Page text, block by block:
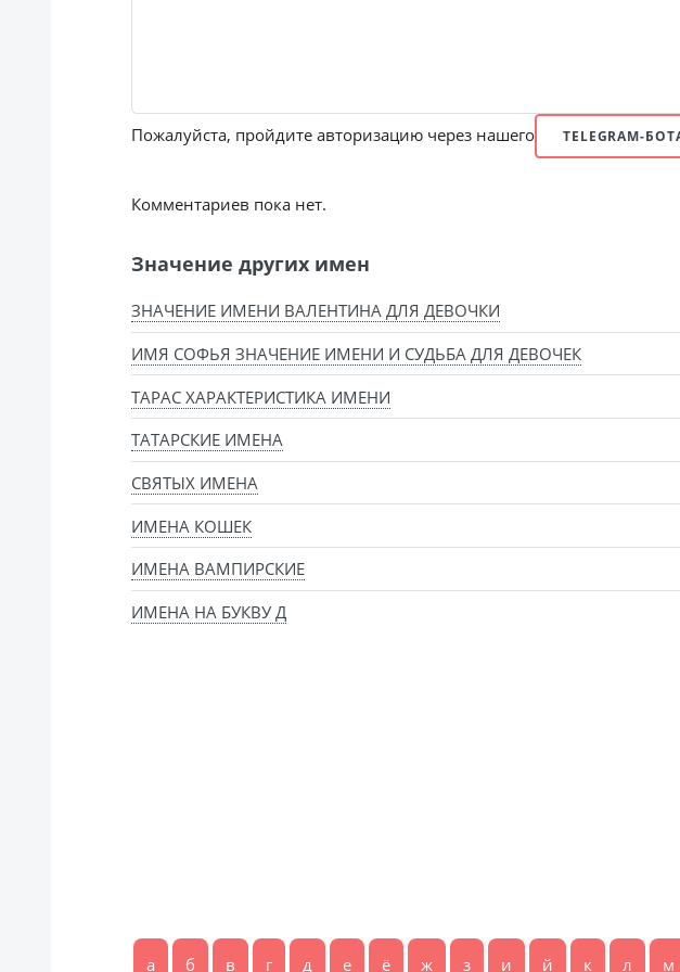
Пожалуйста, пройдите авторизацию через нашего TELEGRAM-
Комментариев пока нет.
Значение других имен
ЗНАЧЕНИЕ ИМЕНИ ВАЛЕНТИНА ДЛЯ ДЕВОЧКИ
ИМЯ СОФЬЯ ЗНАЧЕНИЕ ИМЕНИ И СУДЬБА ДЛЯ ДЕВОЧЕК
ТАРАС ХАРАКТЕРИСТИКА ИМЕНИ
ТАТАРСКИЕ ИМЕНА
СВЯТЫХ ИМЕНА
ИМЕНА КОШЕК
ИМЕНА ВАМПИРСКИЕ
ИМЕНА НА БУКВУ Д
а б в г д е ё ж з и й к л м